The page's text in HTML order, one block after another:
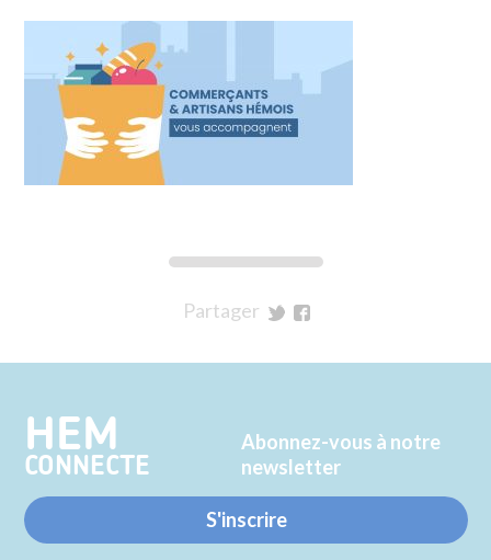
Partager
Twitter
Facebook
HEM
CONNECTE
Abonnez-vous à notre
newsletter
S'inscrire